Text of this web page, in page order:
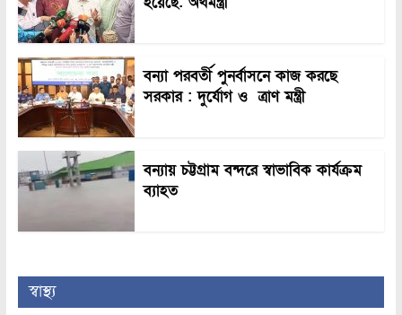
বন্যা পরবর্তী পুনর্বাসনে কাজ করছে
সরকার : দুর্যোগ ও ত্রাণ মন্ত্রী
বন্যায় চট্টগ্রাম বন্দরে স্বাভাবিক কার্যক্রম
ব্যাহত
স্বাস্থ্য